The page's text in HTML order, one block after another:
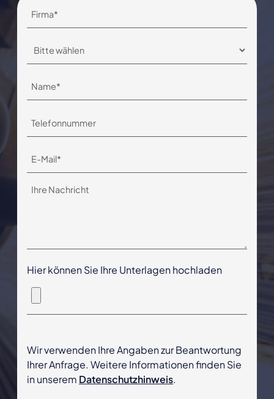
Hier können Sie Ihre Unterlagen hochladen
Wir verwenden Ihre Angaben zur Beantwortung
Ihrer Anfrage. Weitere Informationen finden Sie
in unserem Datenschutzhinweis.